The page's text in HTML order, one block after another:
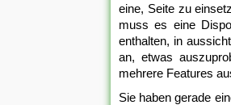
eine, Seite zu
muss es eine
enthalten, in
an, etwas
mehrere Features
Sie haben gerade